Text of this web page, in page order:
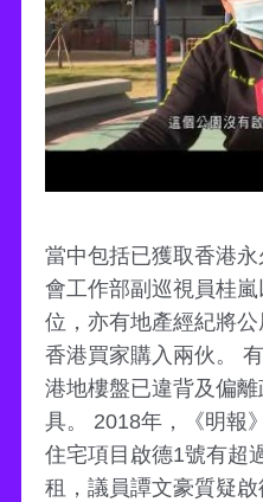
當中包括已獲取香港
會工作部副巡視員桂
位，亦有地產經紀將
香港買家購入兩伙。
港地樓盤已違背及偏
具。 2018年，《明報
住宅項目啟德1號有超
租，議員譚文豪質疑